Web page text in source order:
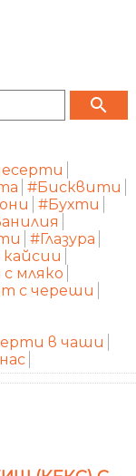
search
#Бисквити
#Бухти
#Глазура
мляко
с череши
в чаши